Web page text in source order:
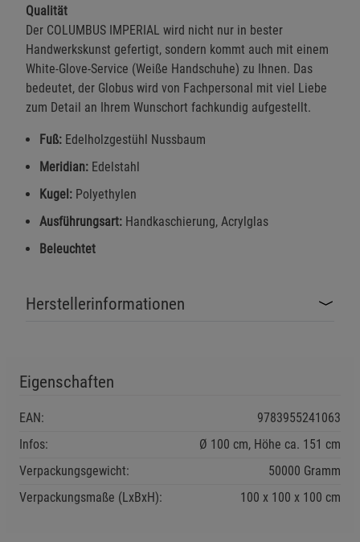
Qualität
Der COLUMBUS IMPERIAL wird nicht nur in bester
Handwerkskunst gefertigt, sondern kommt auch mit einem
White-Glove-Service (Weiße Handschuhe) zu Ihnen. Das
bedeutet, der Globus wird von Fachpersonal mit viel Liebe
zum Detail an Ihrem Wunschort fachkundig aufgestellt.
Fuß: Edelholzgestühl Nussbaum
Meridian: Edelstahl
Kugel: Polyethylen
Ausführungsart: Handkaschierung, Acrylglas
Beleuchtet
Herstellerinformationen
Eigenschaften
EAN:
9783955241063
Infos:
Ø 100 cm, Höhe ca. 151 cm
Verpackungsgewicht:
50000 Gramm
Verpackungsmaße (LxBxH):
100 100 100 cm
Funktionale Cookies (1)
Beschreibung Funktionale Cookies
Cookie-Informationenanzeigen
Statistik Cookies (2) Statistik Cookies
Beschreibung Statistik Cookies
Cookie-Informationen
Marketing Cookies (3)
Datenschutzerklärung Impressum